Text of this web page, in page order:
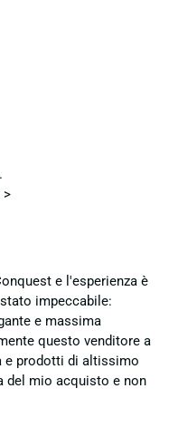
>
e l'esperienza è
impeccabile:
e massima
questo venditore a
e prodotti di altissimo
del mio acquisto e non